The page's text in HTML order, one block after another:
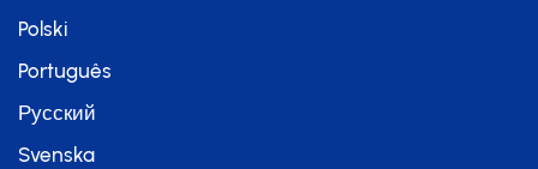
Polski
Português
Русский
Svenska